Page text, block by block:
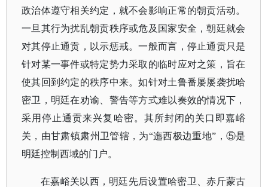
政治体遵守相关约定，就不会影响正常的朝贡活动。
一旦其行为扰乱朝贡秩序或危及国家安全，朝廷就会
对其停止通贡，以示惩戒。一般而言，停止通贡只是
针对某一事件或特定势力采取的临时应对之策，旨在
使其回到约定的秩序中来。如针对土鲁番屡屡袭扰哈
密卫，明廷在劝谕、警告等方式难以奏效的情况下，
采用停止通贡来兴复哈密。其所封闭的关口即嘉峪
关，由甘肃镇肃州卫管辖，为“迤西极边重地”，⑤是
明廷控制西域的门户。
在嘉峪关以西，明廷先后设置哈密卫、赤斤蒙古